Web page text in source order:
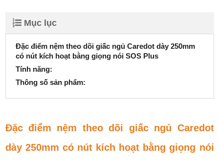
Mục lục
Đặc điểm nệm theo dõi giấc ngủ Caredot dày 250mm
có nút kích hoạt bằng giọng nói SOS Plus
Tính năng:
Thông số sản phẩm:
Đặc điểm nệm theo dõi giấc ngủ Caredot
dày 250mm có nút kích hoạt bằng giọng nói